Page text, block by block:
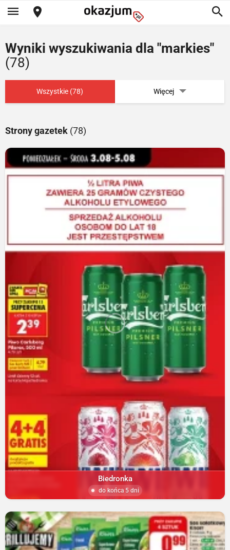
Wyniki wyszukiwania dla "markies"
(78)
Wszystkie (78) Więcej
Strony gazetek (78)
Biedronka
do końca 5 dni